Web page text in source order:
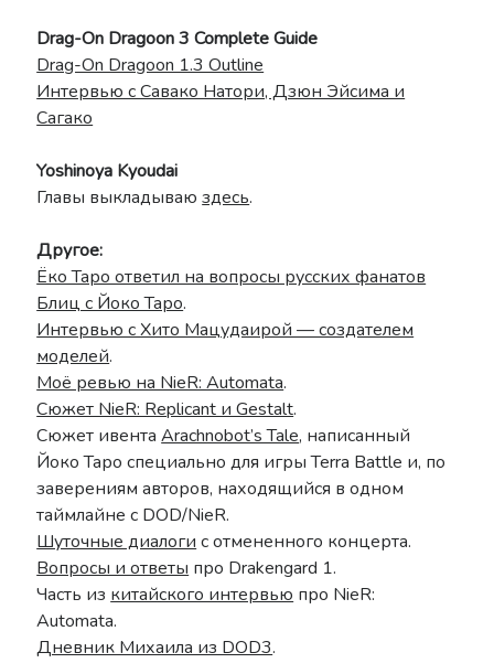
Drag-On Dragoon 3 Complete Guide
Drag-On Dragoon 1.3 Outline
Интервью с Савако Натори, Дзюн Эйсима и
Сагако
Yoshinoya Kyoudai
Главы выкладываюздесь.
Другое:
Ёко Таро ответил на вопросы русских фанатов
Блиц с Йоко Таро.
Интервью с Хито Мацудаирой — создателем
моделей.
Моё ревью на NieR: Automata.
Сюжет NieR: Replicant и Gestalt.
Сюжет ивентаArachnobot’s Tale, написанный
Йоко Таро специально для игры Terra Battle и, по
заверениям авторов, находящийся в одном
таймлайне с DOD/NieR.
Шуточные диалоги с отмененного концерта.
Вопросы и ответы про Drakengard 1.
Часть из китайского интервью про NieR:
Automata.
Дневник Михаила из DOD3.